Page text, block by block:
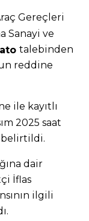
Gereçleri
Sanayi ve
talebinden
reddine
ile kayıtlı
2025 saat
belirtildi.
dair
İflas
ilgili